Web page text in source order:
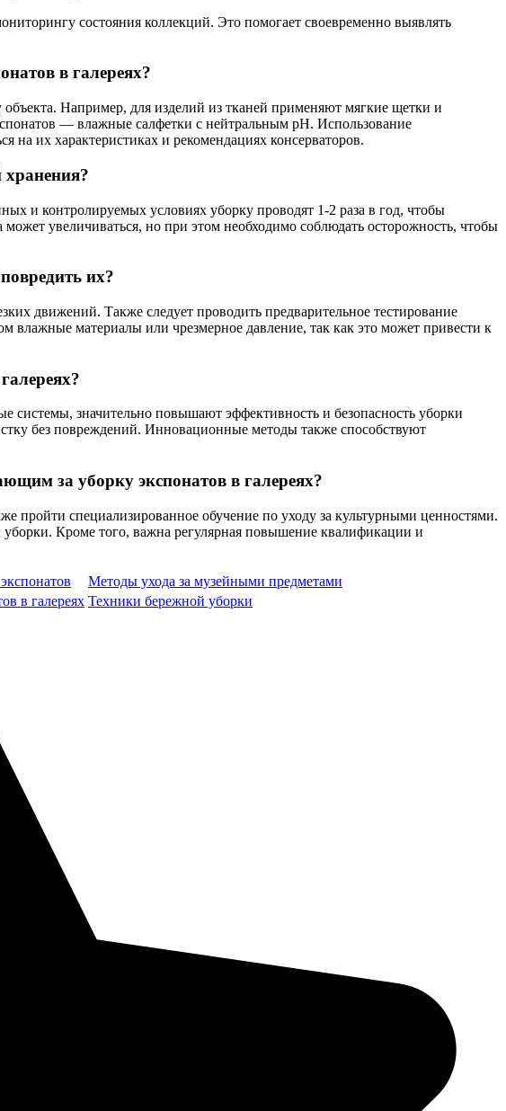
состояния коллекций. Это помогает своевременно выявлять
в галереях?
Например, для изделий из тканей применяют мягкие щетки и
— влажные салфетки с нейтральным pH. Использование
их характеристиках и рекомендациях консерваторов.
хранения?
и контролируемых условиях уборку проводят 1-2 раза в год, чтобы
увеличиваться, но при этом необходимо соблюдать осторожность, чтобы
их?
движений. Также следует проводить предварительное тестирование
влажные материалы или чрезмерное давление, так как это может привести к
системы, значительно повышают эффективность и безопасность уборки
без повреждений. Инновационные методы также способствуют
за уборку экспонатов в галереях?
пройти специализированное обучение по уходу за культурными ценностями.
Кроме того, важна регулярная повышение квалификации и
Методы ухода за музейными предметами
в галереях Техники бережной уборки